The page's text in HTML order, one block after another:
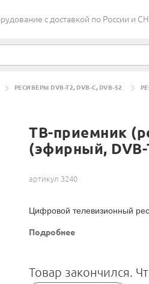
c доставкой по России и
РЕСИВЕРЫ DVB-T2, DVB-C, DVB-S2
ТВ-приемник
(эфирный,
артикул 3240
Цифровой телевизионный
Подробнее
Товар закончился.